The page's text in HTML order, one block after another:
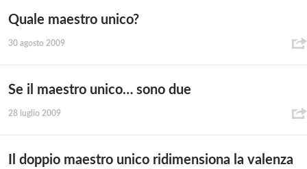
Quale maestro unico?
30 agosto 2009
Se il maestro unico… sono due
28 luglio 2009
Il doppio maestro unico ridimensiona la valenza